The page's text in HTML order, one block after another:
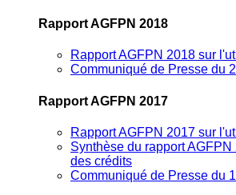
Rapport AGFPN 2018
Rapport AGFPN 2018 sur
Communiqué de Presse du
Rapport AGFPN 2017
Rapport AGFPN 2017 sur
Synthèse du rapport
des crédits
Communiqué de Presse du